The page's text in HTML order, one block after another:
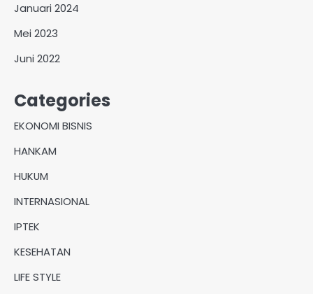
Januari 2024
Mei 2023
Juni 2022
Categories
EKONOMI BISNIS
HANKAM
HUKUM
INTERNASIONAL
IPTEK
KESEHATAN
LIFE STYLE